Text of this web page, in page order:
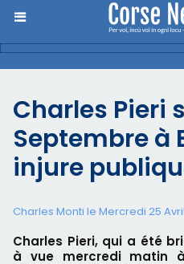
Charles Pieri
Septembre à
injure
Charles Monti le Mercredi 25
Charles Pieri, qui a été
à vue mercredi matin